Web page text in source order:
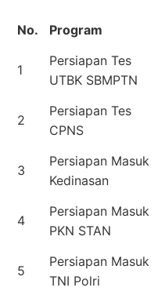
No. Program
1
Persiapan Tes
UTBK SBMPTN
2
Persiapan Tes
CPNS
3
Persiapan Masuk
Kedinasan
4
Persiapan Masuk
PKN STAN
5
Persiapan Masuk
TNI Polri